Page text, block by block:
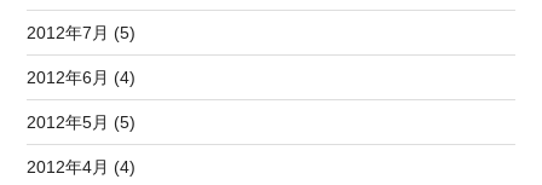
2012年7月 (5)
2012年6月 (4)
2012年5月 (5)
2012年4月 (4)